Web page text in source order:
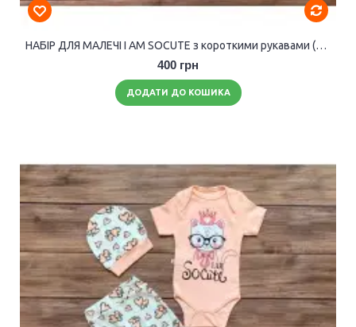
НАБІР ДЛЯ МАЛЕЧІ I AM SOCUTE з короткими рукавами (дівчинка).
400 грн
ДОДАТИ ДО КОШИКА